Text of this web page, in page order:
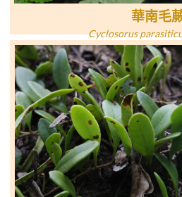
華南毛
Cyclosorus